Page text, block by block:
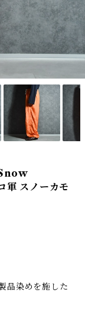
スノーカモ
品染めを施した